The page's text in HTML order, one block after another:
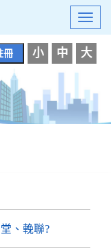
冊 小 中 大
、輓聯?